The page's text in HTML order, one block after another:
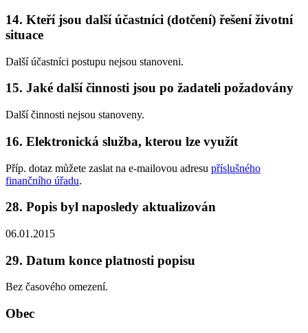
14. Kteří jsou další účastníci (dotčení) řešení životní
situace
Další účastníci postupu nejsou stanoveni.
15. Jaké další činnosti jsou po žadateli požadovány
Další činnosti nejsou stanoveny.
16. Elektronická služba, kterou lze využít
Příp. dotaz můžete zaslat na e-mailovou adresu příslušného
finančního úřadu.
28. Popis byl naposledy aktualizován
06.01.2015
29. Datum konce platnosti popisu
Bez časového omezení.
Obec